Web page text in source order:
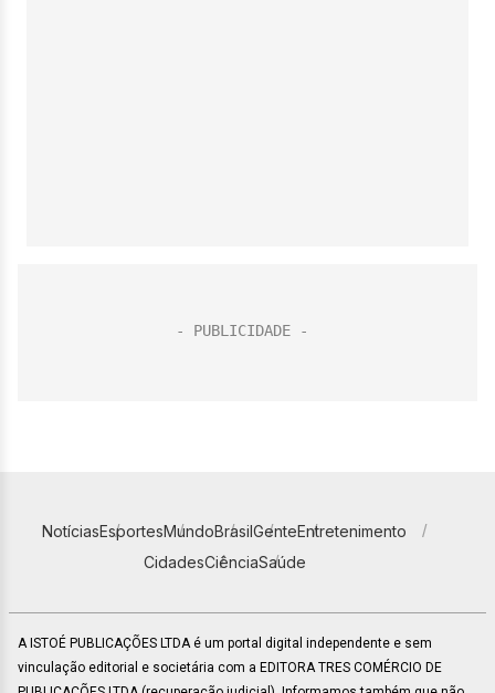
NotíciasEsportesMundoBrasilGenteEntretenimento
CidadesCiênciaSaúde
A ISTOÉ PUBLICAÇÕES LTDA é um portal digital independente e sem
vinculação editorial e societária com a EDITORA TRES COMÉRCIO DE